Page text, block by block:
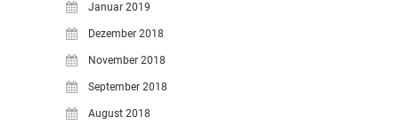
Januar 2019
Dezember 2018
November 2018
September 2018
August 2018